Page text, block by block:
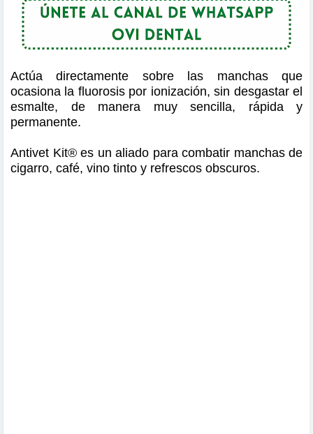
Actúa directamente sobre las manchas que
ocasiona la fluorosis por ionización, sin desgastar el
esmalte, de manera muy sencilla, rápida y
permanente.
Antivet Kit® es un aliado para combatir manchas de
cigarro, café, vino tinto y refrescos obscuros.